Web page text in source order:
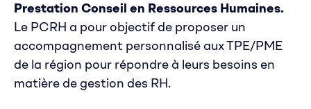
Prestation Conseil en Ressources Humaines.
Le PCRH a pour objectif de proposer un
accompagnement personnalisé aux TPE/PME
de la région pour répondre à leurs besoins en
matière de gestion des RH.